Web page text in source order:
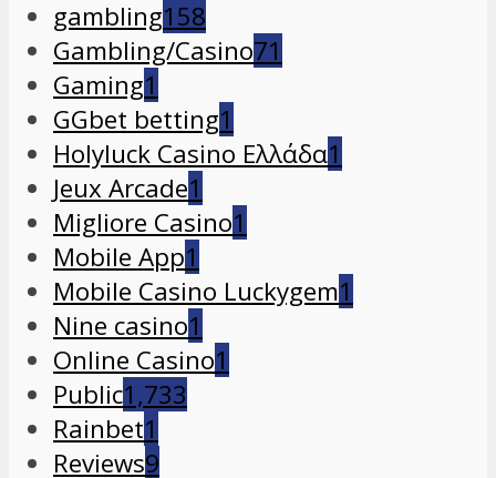
gambling158
Gambling/Casino71
Gaming1
GGbet betting1
Holyluck Casino Ελλάδα1
Jeux Arcade1
Migliore Casino1
Mobile App1
Mobile Casino Luckygem1
Nine casino1
Online Casino1
Public1,733
Rainbet1
Reviews9